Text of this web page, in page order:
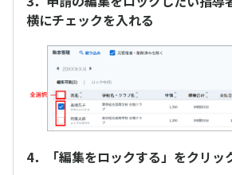
横にチェックを入れる
4．「編集をロックする」をクリッ